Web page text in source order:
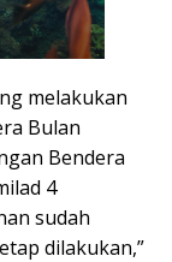
melakukan
Bulan
Bendera
4
sudah
dilakukan,”